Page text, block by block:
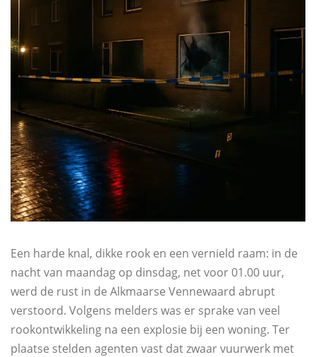
Een harde knal, dikke rook en een vernield raam: in de
nacht van maandag op dinsdag, net voor 01.00 uur,
werd de rust in de Alkmaarse Vennewaard abrupt
verstoord. Volgens melders was er sprake van veel
rookontwikkeling na een explosie bij een woning. Ter
plaatse stelden agenten vast dat zwaar vuurwerk met